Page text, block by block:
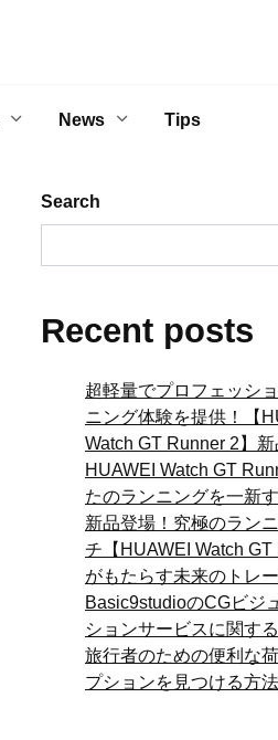
News Tips
Search
Recent posts
超軽量でプロフェッシ
ニング体験を提供！【
Watch GT Runner 2】
HUAWEI Watch GT
たのランニングを一新
新品登場！究極のラン
チ【HUAWEI Watch GT
がもたらす未来のトレ
Basic9studioのCGビジ
ションサービスに関す
旅行者のための便利な
プションを見つける方法